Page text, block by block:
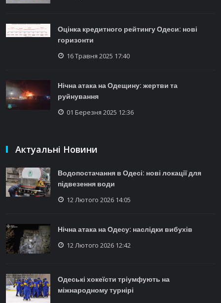
Оцінка кредитного рейтингу Одеси: нові
горизонти
16 Травня 2025 17:40
Нічна атака на Одещину: жертви та
руйнування
01 Березня 2025 12:36
Актуальні Новини
Водопостачання в Одесі: нові локації для
підвезення води
12 Лютого 2026 14:05
Нічна атака на Одесу: наслідки вибухів
12 Лютого 2026 12:42
Одеські хокеїсти тріумфують на
міжнародному турнірі